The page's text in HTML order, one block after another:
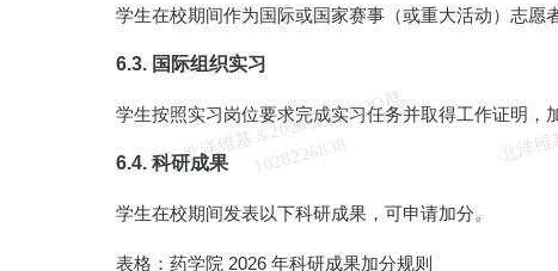
学生在校期间作为国际或国家赛事（或重大活动）志愿
6.3. 国际组织实习
学生按照实习岗位要求完成实习任务并取得工作证明，
6.4. 科研成果
学生在校期间发表以下科研成果，可申请加分。
表格：药学院 2026 年科研成果加分规则
北
洋
维
基
＆
2
0
2
6
级
新
生
Q
Q
群
1
0
2
8
2
2
6
8
3
8